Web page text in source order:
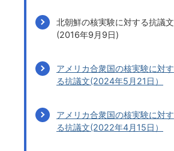
北朝鮮の核実験に対する抗議文
(2016年9月9日)
アメリカ合衆国の核実験に対す
る抗議文(2024年5月21日）
アメリカ合衆国の核実験に対す
る抗議文(2022年4月15日）